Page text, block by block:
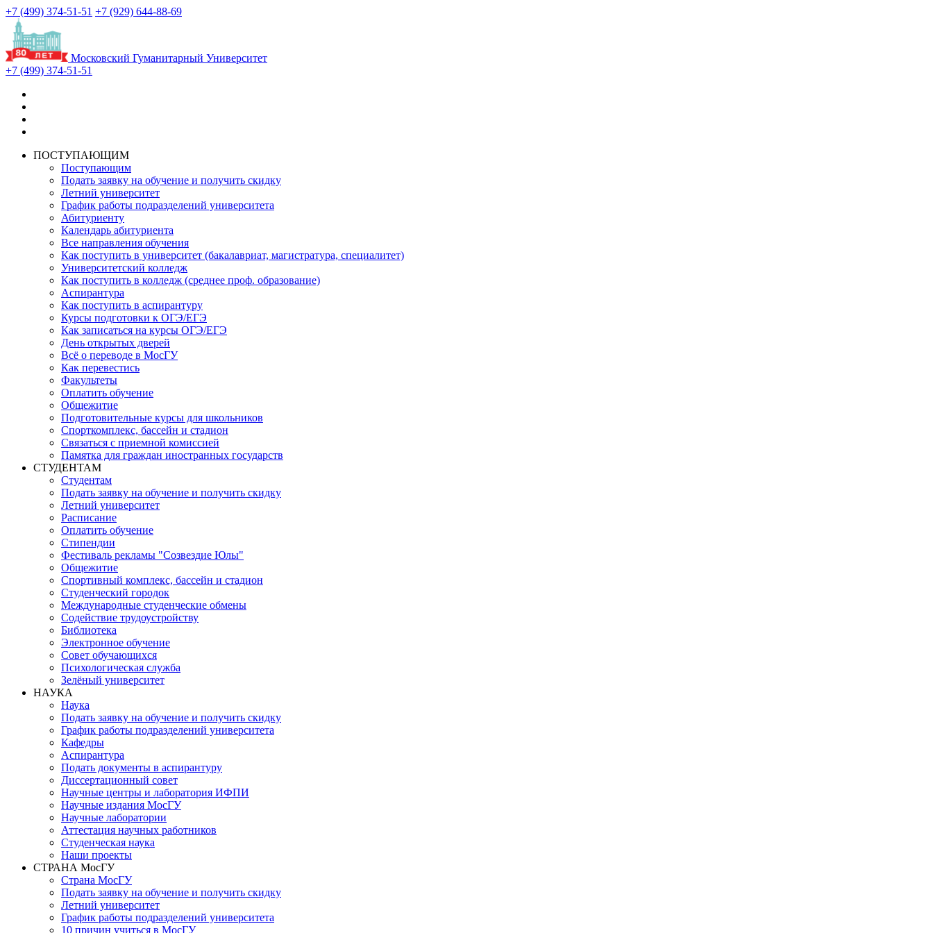
+7 (499) 374-51-51 +7 (929) 644-88-69
Московский Гуманитарный Университет
+7 (499) 374-51-51
ПОСТУПАЮЩИМ
Поступающим
Подать заявку на обучение и получить скидку
Летний университет
График работы подразделений университета
Абитуриенту
Календарь абитуриента
Все направления обучения
Как поступить в университет (бакалавриат, магистратура, специалитет)
Университетский колледж
Как поступить в колледж (среднее проф. образование)
Аспирантура
Как поступить в аспирантуру
Курсы подготовки к ОГЭ/ЕГЭ
Как записаться на курсы ОГЭ/ЕГЭ
День открытых дверей
Всё о переводе в МосГУ
Как перевестись
Факультеты
Оплатить обучение
Общежитие
Подготовительные курсы для школьников
Спорткомплекс, бассейн и стадион
Связаться с приемной комиссией
Памятка для граждан иностранных государств
СТУДЕНТАМ
Студентам
Подать заявку на обучение и получить скидку
Летний университет
Расписание
Оплатить обучение
Стипендии
Фестиваль рекламы "Созвездие Юлы"
Общежитие
Спортивный комплекс, бассейн и стадион
Студенческий городок
Международные студенческие обмены
Содействие трудоустройству
Библиотека
Электронное обучение
Совет обучающихся
Психологическая служба
Зелёный университет
НАУКА
Наука
Подать заявку на обучение и получить скидку
График работы подразделений университета
Кафедры
Аспирантура
Подать документы в аспирантуру
Диссертационный совет
Научные центры и лаборатория ИФПИ
Научные издания МосГУ
Научные лаборатории
Аттестация научных работников
Студенческая наука
Наши проекты
СТРАНА МосГУ
Страна МосГУ
Подать заявку на обучение и получить скидку
Летний университет
График работы подразделений университета
10 причин учиться в МосГУ